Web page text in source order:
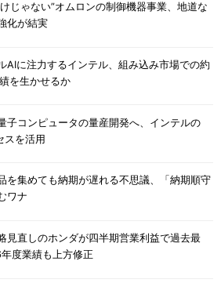
じゃない”オムロンの制御機器事業、地道な
化が結実
AIに注力するインテル、組み込み市場での約
を生かせるか
子コンピュータの量産開発へ、インテルの
スを活用
を集めても納期が遅れる不思議、「納期順守
ワナ
見直しのホンダが四半期営業利益で過去最
度業績も上方修正